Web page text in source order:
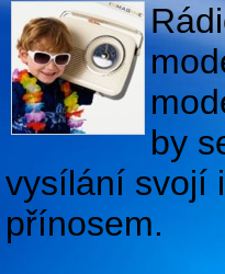
by
vysílání svojí
přínosem.